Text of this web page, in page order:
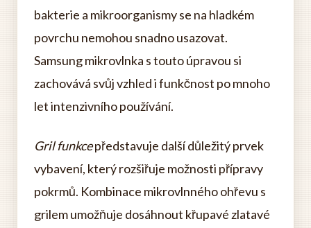
bakterie a mikroorganismy se na hladkém
povrchu nemohou snadno usazovat.
Samsung mikrovlnka s touto úpravou si
zachovává svůj vzhled i funkčnost po mnoho
let intenzivního používání.
Gril funkcepředstavuje další důležitý prvek
vybavení, který rozšiřuje možnosti přípravy
pokrmů. Kombinace mikrovlnného ohřevu s
grilem umožňuje dosáhnout křupavé zlatavé